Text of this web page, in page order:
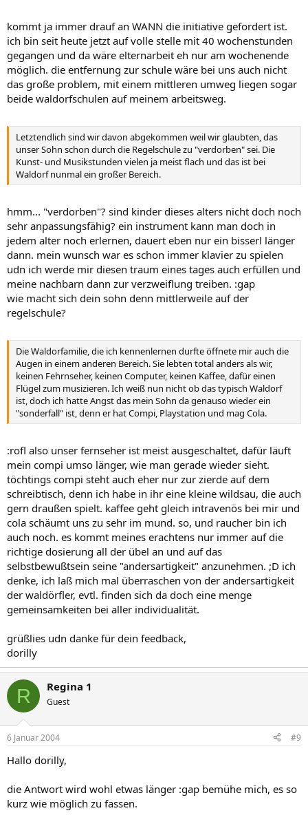
kommt ja immer drauf an WANN die initiative gefordert ist.
ich bin seit heute jetzt auf volle stelle mit 40 wochenstunden
gegangen und da wäre elternarbeit eh nur am wochenende
möglich. die entfernung zur schule wäre bei uns auch nicht
das große problem, mit einem mittleren umweg liegen sogar
beide waldorfschulen auf meinem arbeitsweg.
Letztendlich sind wir davon abgekommen weil wir glaubten, das
unser Sohn schon durch die Regelschule zu "verdorben" sei. Die
Kunst- und Musikstunden vielen ja meist flach und das ist bei
Waldorf nunmal ein großer Bereich.
hmm... "verdorben"? sind kinder dieses alters nicht doch noch
sehr anpassungsfähig? ein instrument kann man doch in
jedem alter noch erlernen, dauert eben nur ein bisserl länger
dann. mein wunsch war es schon immer klavier zu spielen
udn ich werde mir diesen traum eines tages auch erfüllen und
meine nachbarn dann zur verzweiflung treiben. :gap
wie macht sich dein sohn denn mittlerweile auf der
regelschule?
Die Waldorfamilie, die ich kennenlernen durfte öffnete mir auch die
Augen in einem anderen Bereich. Sie lebten total anders als wir,
keinen Fehrnseher, keinen Computer, keinen Kaffee, dafür einen
Flügel zum musizieren. Ich weiß nun nicht ob das typisch Waldorf
ist, doch ich hatte Angst das mein Sohn da genauso wieder ein
"sonderfall" ist, denn er hat Compi, Playstation und mag Cola.
:rofl also unser fernseher ist meist ausgeschaltet, dafür läuft
mein compi umso länger, wie man gerade wieder sieht.
töchtings compi steht auch eher nur zur zierde auf dem
schreibtisch, denn ich habe in ihr eine kleine wildsau, die auch
gern draußen spielt. kaffee geht gleich intravenös bei mir und
cola schäumt uns zu sehr im mund. so, und raucher bin ich
auch noch. es kommt meines erachtens nur immer auf die
richtige dosierung all der übel an und auf das
selbstbewußtsein seine "andersartigkeit" anzunehmen. ;D ich
denke, ich laß mich mal überraschen von der andersartigkeit
der waldörfler, evtl. finden sich da doch eine menge
gemeinsamkeiten bei aller individualität.
grüßlies udn danke für dein feedback,
dorilly
R Regina 1
Guest
6 Januar 2004 #9
Hallo dorilly,
die Antwort wird wohl etwas länger :gap bemühe mich, es so
kurz wie möglich zu fassen.